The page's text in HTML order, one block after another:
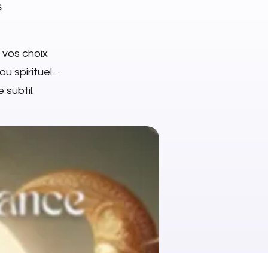
choix
spirituel…
subtil.